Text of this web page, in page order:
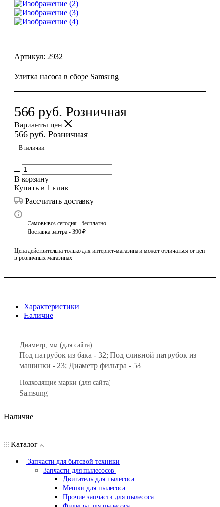
Артикул: 2932
Улитка насоса в сборе Samsung
566 руб. Розничная
Варианты цен
566 руб. Розничная
В наличии
В корзину
Купить в 1 клик
Рассчитать доставку
Самовывоз сегодня - бесплатно
Доставка завтра - 390 ₽
Цена действительна только для интернет-магазина и может отличаться от цен
в розничных магазинах
Характеристики
Наличие
Диаметр, мм (для сайта)
Под патрубок из бака - 32; Под сливной патрубок из
машинки - 23; Диаметр фильтра - 58
Подходящие марки (для сайта)
Samsung
Наличие
Каталог
Запчасти для бытовой техники
Запчасти для пылесосов
Двигатель для пылесоса
Мешки для пылесоса
Прочие запчасти для пылесоса